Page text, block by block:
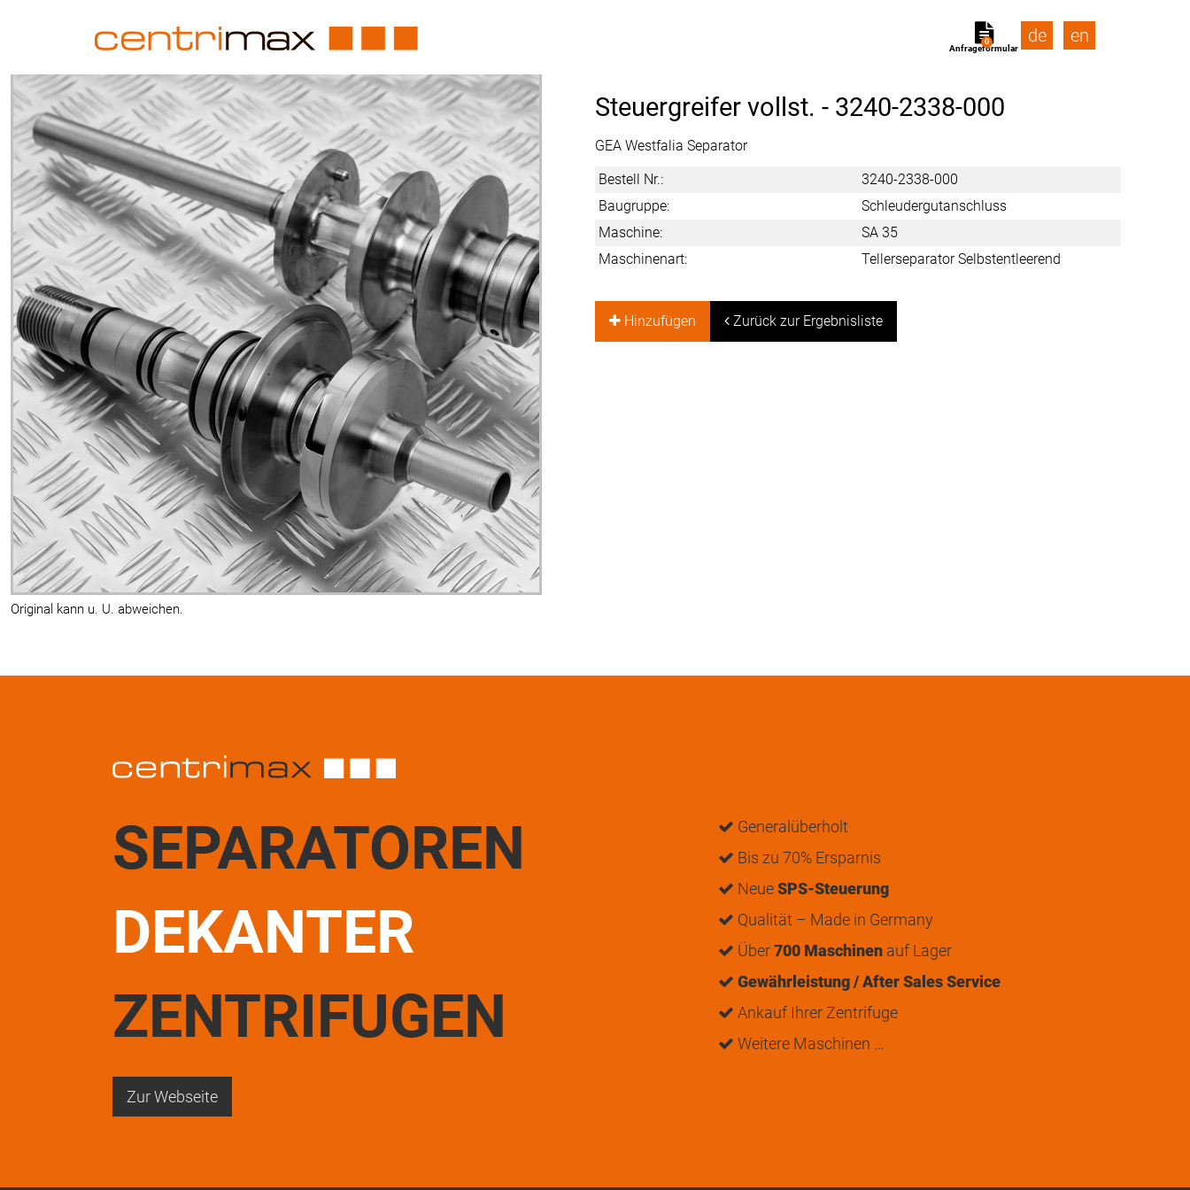
Anfrageformular
0 de en
Original kann u. U. abweichen.
Steuergreifer vollst. - 3240-2338-000
GEA Westfalia Separator
Bestell Nr.:
3240-2338-000
Baugruppe:
Schleudergutanschluss
Maschine:
SA 35
Maschinenart:
Tellerseparator Selbstentleerend
Hinzufügen Zurück zur Ergebnisliste
SEPARATOREN
DEKANTER
ZENTRIFUGEN
Generalüberholt
Bis zu 70% Ersparnis
NeueSPS-Steuerung
Qualität – Made in Germany
Über700 Maschinen auf Lager
Gewährleistung / After Sales Service
Ankauf Ihrer Zentrifuge
Weitere Maschinen …
Zur Webseite